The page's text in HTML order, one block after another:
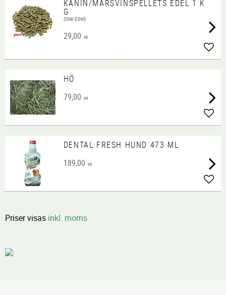
KANIN/MARSVINSPELLETS EDEL 1 K
G
(Star Edel)
29,00 KR
HÖ
79,00 KR
DENTAL FRESH HUND 473 ML
189,00 KR
Priser visas inkl. moms